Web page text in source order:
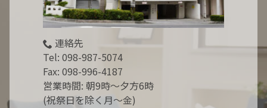
連絡先
Tel: 098-987-5074
Fax: 098-996-4187
営業時間: 朝9時～夕方6時
(祝祭日を除く月～金)